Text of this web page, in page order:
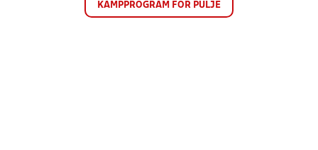
KAMPPROGRAM FOR PULJE